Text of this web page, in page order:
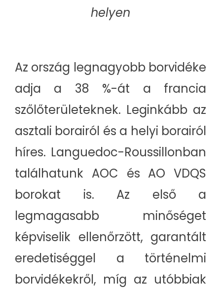
helyen
Az ország legnagyobb borvidéke
adja a 38 %-át a francia
szőlőterületeknek. Leginkább az
asztali borairól és a helyi borairól
híres. Languedoc-Roussillonban
találhatunk AOC és AO VDQS
borokat is. Az első a
legmagasabb minőséget
képviselik ellenőrzött, garantált
eredetiséggel a történelmi
borvidékekről, míg az utóbbiak